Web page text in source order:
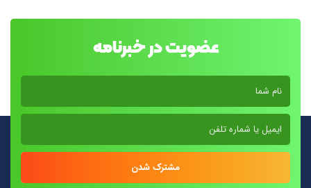
عضویت در خبرنامه
مشترک شدن